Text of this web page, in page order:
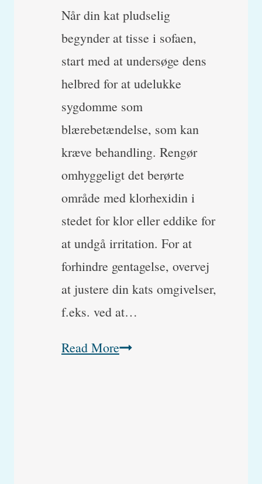
Når din kat pludselig
begynder at tisse i sofaen,
start med at undersøge dens
helbred for at udelukke
sygdomme som
blærebetændelse, som kan
kræve behandling. Rengør
omhyggeligt det berørte
område med klorhexidin i
stedet for klor eller eddike for
at undgå irritation. For at
forhindre gentagelse, overvej
at justere din kats omgivelser,
f.eks. ved at…
Read MoreHvordan